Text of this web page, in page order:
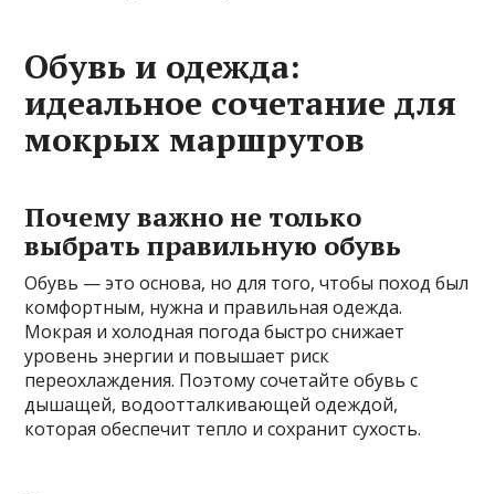
Обувь и одежда:
идеальное сочетание для
мокрых маршрутов
Почему важно не только
выбрать правильную обувь
Обувь — это основа, но для того, чтобы поход был
комфортным, нужна и правильная одежда.
Мокрая и холодная погода быстро снижает
уровень энергии и повышает риск
переохлаждения. Поэтому сочетайте обувь с
дышащей, водоотталкивающей одеждой,
которая обеспечит тепло и сохранит сухость.